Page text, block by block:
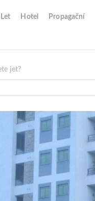
Let Hotel Propagační